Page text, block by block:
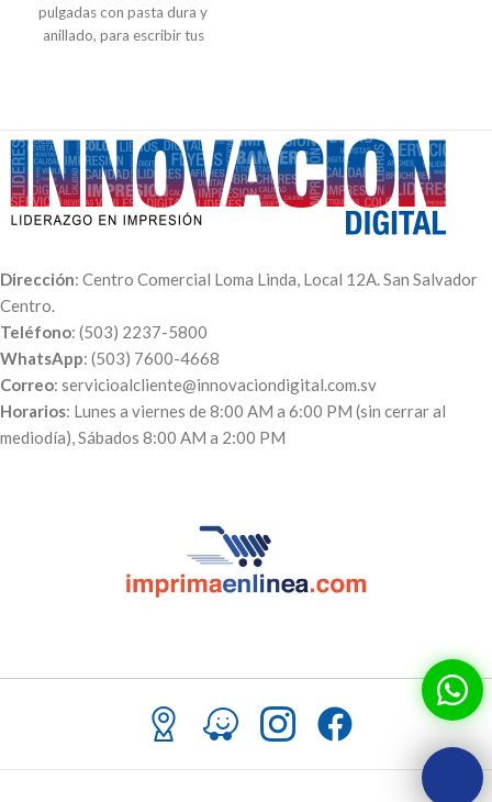
pulgadas con pasta dura y
anillado, para escribir tus
Dirección: Centro Comercial Loma Linda, Local 12A. San Salvador
Centro.
Teléfono: (503) 2237-5800
WhatsApp: (503) 7600-4668
Correo: servicioalcliente@innovaciondigital.com.sv
Horarios: Lunes a viernes de 8:00 AM a 6:00 PM (sin cerrar al
mediodía), Sábados 8:00 AM a 2:00 PM